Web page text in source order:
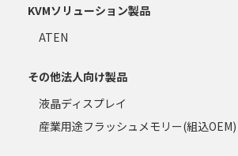
KVMソリューション製品
ATEN
その他法人向け製品
液晶ディスプレイ
産業用途フラッシュメモリー(組込OEM)